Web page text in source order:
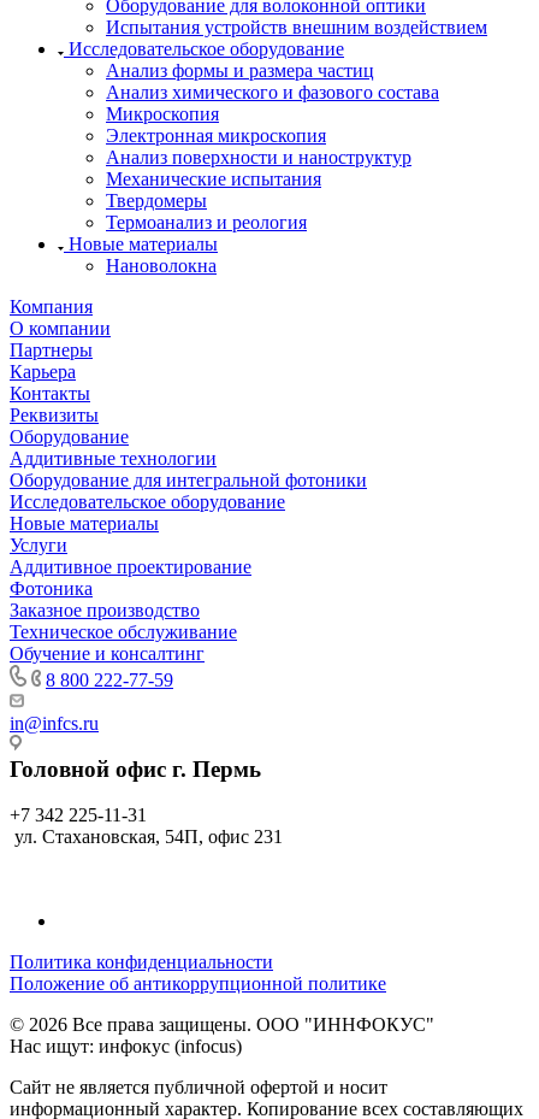
Оборудование для волоконной оптики
Испытания устройств внешним воздействием
Исследовательское оборудование
Анализ формы и размера частиц
Анализ химического и фазового состава
Микроскопия
Электронная микроскопия
Анализ поверхности и наноструктур
Механические испытания
Твердомеры
Термоанализ и реология
Новые материалы
Нановолокна
Компания
О компании
Партнеры
Карьера
Контакты
Реквизиты
Оборудование
Аддитивные технологии
Оборудование для интегральной фотоники
Исследовательское оборудование
Новые материалы
Услуги
Аддитивное проектирование
Фотоника
Заказное производство
Техническое обслуживание
Обучение и консалтинг
8 800 222-77-59
in@infcs.ru
Головной офис г. Пермь
+7 342 225-11-31
ул. Стахановская, 54П, офис 231
Политика конфиденциальности
Положение об антикоррупционной политике
© 2026 Все права защищены. ООО "ИННФОКУС"
Нас ищут: инфокус (infocus)
Сайт не является публичной офертой и носит
информационный характер. Копирование всех составляющих